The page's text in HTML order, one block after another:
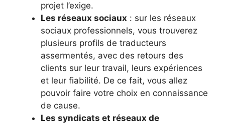
projet l’exige.
Les réseaux sociaux : sur les réseaux
sociaux professionnels, vous trouverez
plusieurs profils de traducteurs
assermentés, avec des retours des
clients sur leur travail, leurs expériences
et leur fiabilité. De ce fait, vous allez
pouvoir faire votre choix en connaissance
de cause.
Les syndicats et réseaux de